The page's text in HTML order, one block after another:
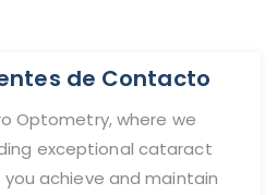
de Contacto
Optometry, where we
exceptional cataract
achieve and maintain